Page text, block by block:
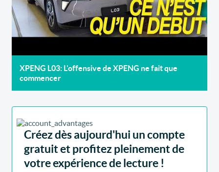
XPENG L03: L'offensive de XPENG ne fait que
commencer
Créez dès aujourd'hui un compte
gratuit et profitez pleinement de
votre expérience de lecture !